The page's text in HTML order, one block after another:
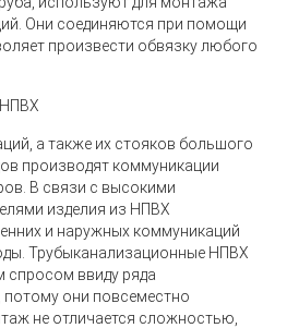
Они соединяются при помощи
произвести обвязку любого
а также их стояков большого
производят коммуникации
В связи с высокими
изделия из НПВХ
и наружных коммуникаций
Трубыканализационные НПВХ
ввиду ряда
потому они повсеместно
не отличается сложностью,